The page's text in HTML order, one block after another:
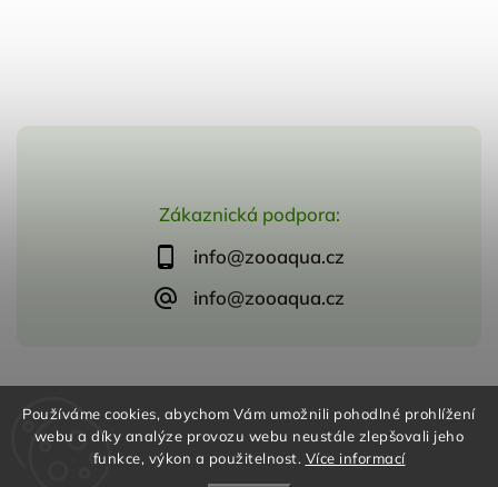
Používáme cookies, abychom Vám umožnili pohodlné prohlížení
webu a díky analýze provozu webu neustále zlepšovali jeho
funkce, výkon a použitelnost. Více informací
Zákaznická podpora:
info@zooaqua.cz
info@zooaqua.cz
VytvořilShoptet | DesignShoptak.cz